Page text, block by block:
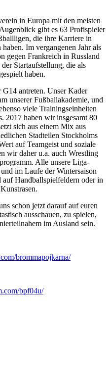
in Europa mit den meisten
gibt es 63 Profispieler
die ihre Karriere in
Im vergangenen Jahr als
gegen Frankreich in Russland
Startaufstellung, die als
haben.
antreten. Unser Kader
unserer Fußballakademie, und
viele Trainingseinheiten
2017 haben wir insgesamt 80
sich aus einem Mix aus
Stadteilen Stockholms
auf Teamgeist und soziale
wir daher u.a. auch Wrestling
Alle unsere Liga-
im Laufe der Wintersaison
Handballspielfeldern oder in
schon jetzt darauf auf euren
ausschauen, zu spielen,
im Ausland sein.
brommapojkarna/
bpf04u/